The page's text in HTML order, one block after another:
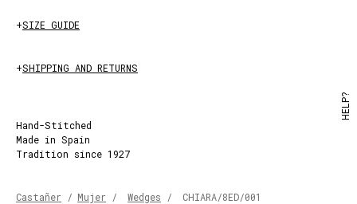
+SIZE GUIDE
+SHIPPING AND RETURNS
Hand-Stitched
Made in Spain
Tradition since 1927
Castañer / Mujer / Wedges / CHIARA/8ED/001
HELP?